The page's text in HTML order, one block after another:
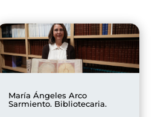
María Ángeles Arco
Sarmiento. Bibliotecaria.